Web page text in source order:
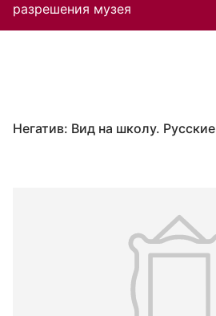
разрешения музея
Негатив: Вид на школу. Русские